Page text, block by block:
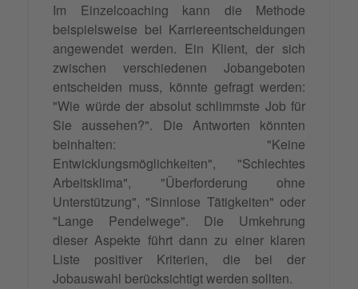
Im Einzelcoaching kann die Methode
beispielsweise bei Karriereentscheidungen
angewendet werden. Ein Klient, der sich
zwischen verschiedenen Jobangeboten
entscheiden muss, könnte gefragt werden:
"Wie würde der absolut schlimmste Job für
Sie aussehen?". Die Antworten könnten
beinhalten: "Keine
Entwicklungsmöglichkeiten", "Schlechtes
Arbeitsklima", "Überforderung ohne
Unterstützung", "Sinnlose Tätigkeiten" oder
"Lange Pendelwege". Die Umkehrung
dieser Aspekte führt dann zu einer klaren
Liste positiver Kriterien, die bei der
Jobauswahl berücksichtigt werden sollten.